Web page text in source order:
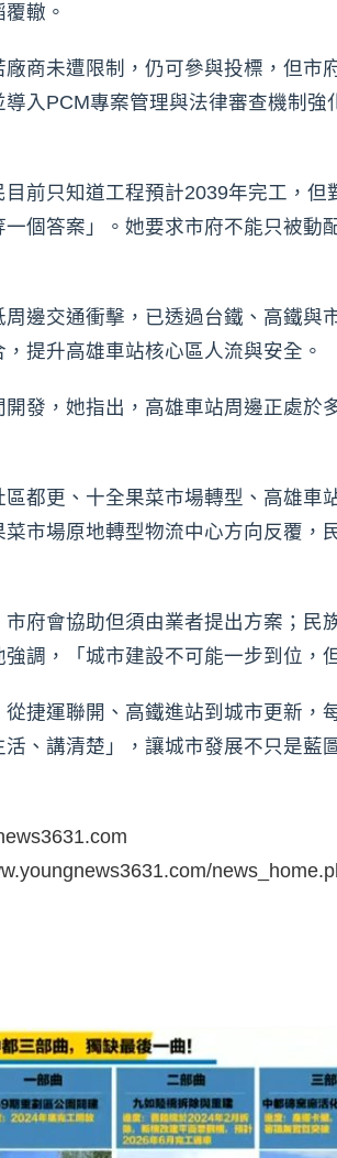
轍。
商未遭限制，仍可參與投標，但市
入PCM專案管理與法律審查機制
前只知道工程預計2039年完工，
個答案」。她要求市府不能只被動
邊交通衝擊，已透過台鐵、高鐵與
提升高雄車站核心區人流與安全。
發，她指出，高雄車站周邊正處於
都更、十全果菜市場轉型、高雄車
市場原地轉型物流中心方向反覆，
府會協助但須由業者提出方案；民
調，「城市建設不可能一步到位，
捷運聯開、高鐵進站到城市更新，
、講清楚」，讓城市發展不只是藍